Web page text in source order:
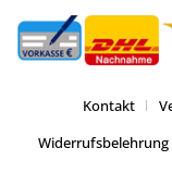
Kontakt
Widerrufsbelehrung